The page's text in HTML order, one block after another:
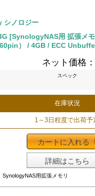
シノロジー
[SynologyNAS用 拡張メ
） / 4GB / ECC
ネット価格：
スペック
在庫状況
1～3日程度で出荷予
カートに入れる
詳細はこちら
用拡張メモリ